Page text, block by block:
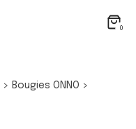
0
> Bougies ONNO >